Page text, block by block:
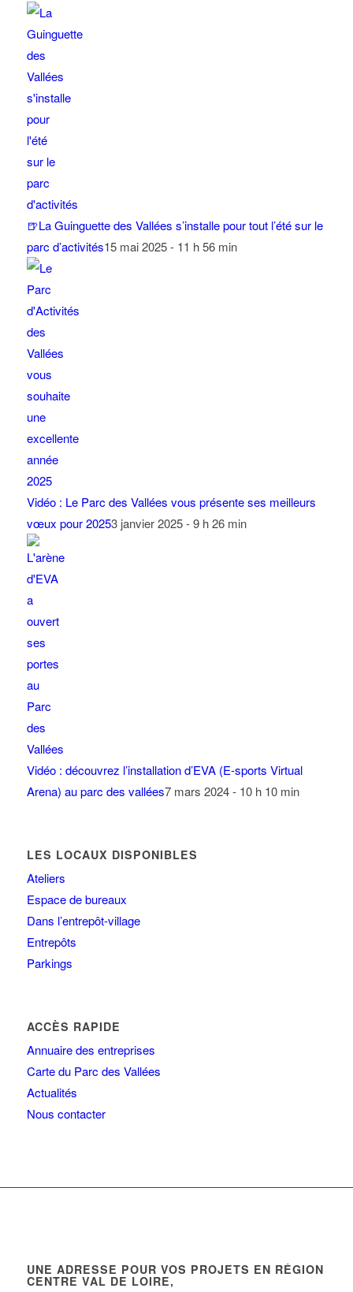
🍺La Guinguette des Vallées s’installe pour tout l’été sur le
parc d’activités15 mai 2025 - 11 h 56 min
Vidéo : Le Parc des Vallées vous présente ses meilleurs
vœux pour 20253 janvier 2025 - 9 h 26 min
Vidéo : découvrez l’installation d’EVA (E-sports Virtual
Arena) au parc des vallées7 mars 2024 - 10 h 10 min
LES LOCAUX DISPONIBLES
Ateliers
Espace de bureaux
Dans l’entrepôt-village
Entrepôts
Parkings
ACCÈS RAPIDE
Annuaire des entreprises
Carte du Parc des Vallées
Actualités
Nous contacter
UNE ADRESSE POUR VOS PROJETS EN RÉGION
CENTRE VAL DE LOIRE,